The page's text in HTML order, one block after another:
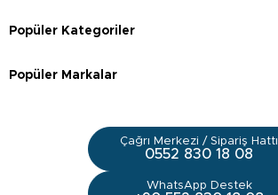
Popüler Kategoriler
Popüler Markalar
Çağrı Merkezi / Sipariş Hattı
0552 830 18 08
WhatsApp Destek